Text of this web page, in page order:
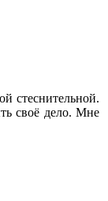
стеснительной.
своё дело. Мне